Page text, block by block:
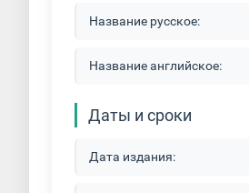
Название русское:
Название английское:
Даты и сроки
Дата издания: